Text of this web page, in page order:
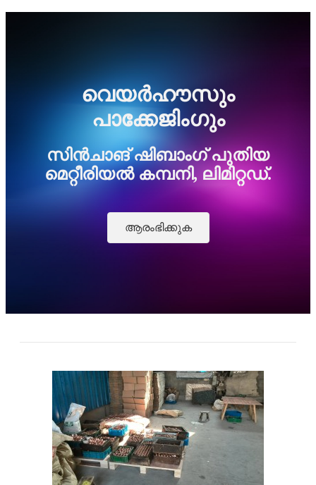
വെയർഹൗസും
പാക്കേജിംഗും
സിൻചാങ് ഷിബാംഗ് പുതിയ
മെറ്റീരിയൽ കമ്പനി, ലിമിറ്റഡ്.
ആരംഭിക്കുക